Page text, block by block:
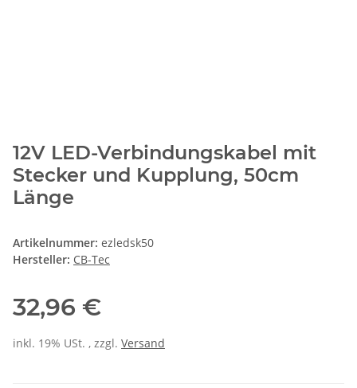
12V LED-Verbindungskabel mit
Stecker und Kupplung, 50cm
Länge
Artikelnummer: ezledsk50
Hersteller: CB-Tec
32,96 €
inkl. 19% USt. , zzgl. Versand